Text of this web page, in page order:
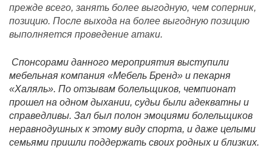
прежде всего, занять более выгодную, чем соперник,
позицию. После выхода на более выгодную позицию
выполняется проведение атаки.
Спонсорами данного мероприятия выступили
мебельная компания «Мебель Бренд» и пекарня
«Халяль». По отзывам болельщиков, чемпионат
прошел на одном дыхании, судьи были адекватны и
справедливы. Зал был полон эмоциями болельщиков
неравнодушных к этому виду спорта, и даже целыми
семьями пришли поддержать своих родных и близких.